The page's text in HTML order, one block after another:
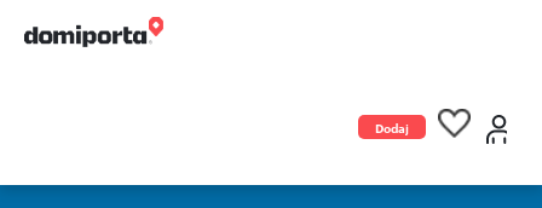
Dodaj